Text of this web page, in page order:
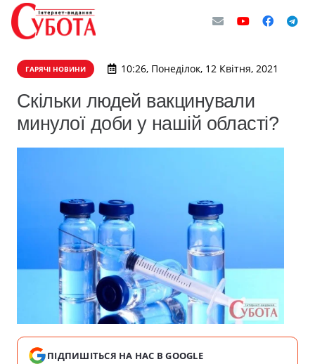
ГАРЯЧІ НОВИНИ 10:26, Понеділок, 12 Квітня, 2021
Скільки людей вакцинували
минулої доби у нашій області?
ПІДПИШІТЬСЯ НА НАС В GOOGLE